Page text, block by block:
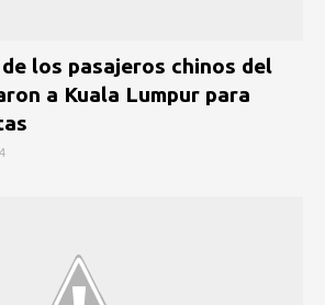
los pasajeros chinos del
a Kuala Lumpur para